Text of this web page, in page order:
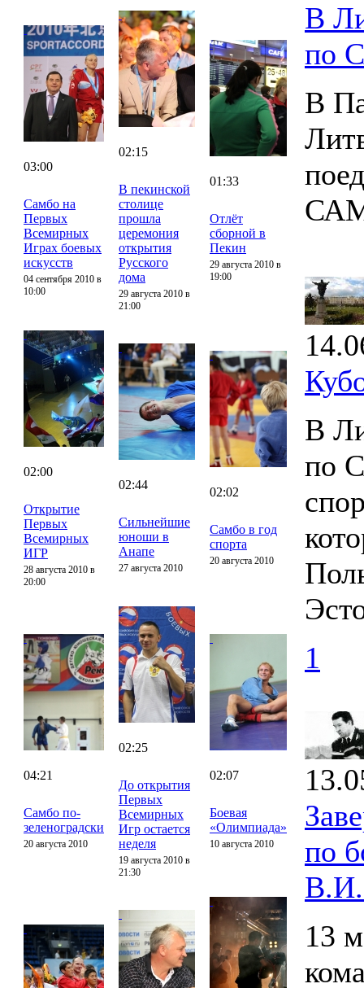
03:00
Самбо на
Первых
Всемирных
Играх боевых
искусств
04 сентября 2010 в
10:00
02:15
В пекинской
столице
прошла
церемония
открытия
Русского
дома
29 августа 2010 в
21:00
01:33
Отлёт
сборной в
Пекин
29 августа 2010 в
19:00
02:00
Открытие
Первых
Всемирных
ИГР
28 августа 2010 в
20:00
02:44
Сильнейшие
юноши в
Анапе
27 августа 2010
02:02
Самбо в год
спорта
20 августа 2010
04:21
Самбо по-
зеленоградски
20 августа 2010
02:25
До открытия
Первых
Всемирных
Игр остается
неделя
19 августа 2010 в
21:30
02:07
Боевая
«Олимпиада»
10 августа 2010
В
по
В
В
по
1
по
13